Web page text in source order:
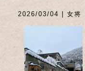
2026/03/04 | 女将